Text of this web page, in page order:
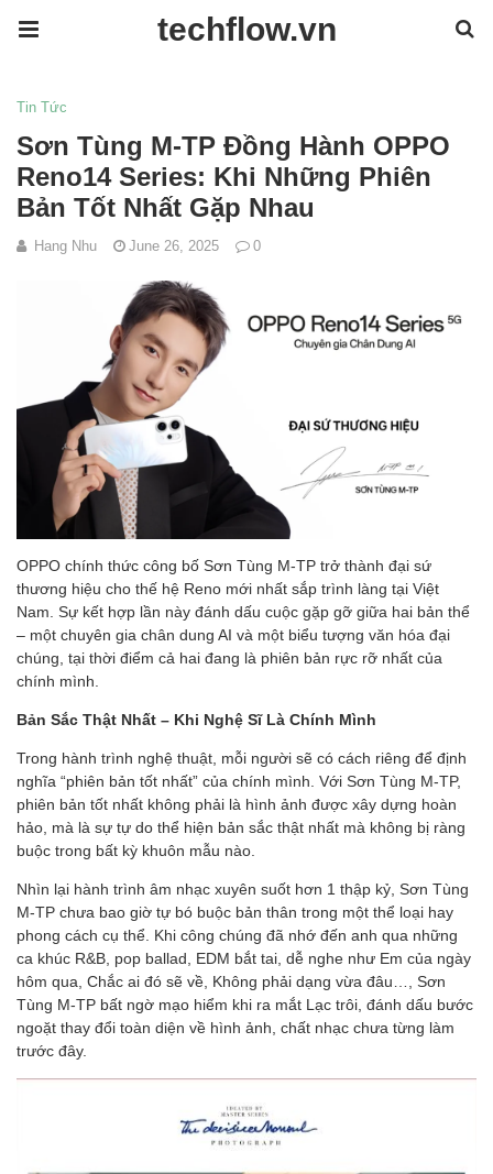
techflow.vn
Tin Tức
Sơn Tùng M-TP Đồng Hành OPPO
Reno14 Series: Khi Những Phiên
Bản Tốt Nhất Gặp Nhau
Hang Nhu June 26, 2025 0
OPPO chính thức công bố Sơn Tùng M-TP trở thành đại sứ
thương hiệu cho thế hệ Reno mới nhất sắp trình làng tại Việt
Nam. Sự kết hợp lần này đánh dấu cuộc gặp gỡ giữa hai bản thể
– một chuyên gia chân dung AI và một biểu tượng văn hóa đại
chúng, tại thời điểm cả hai đang là phiên bản rực rỡ nhất của
chính mình.
Bản Sắc Thật Nhất – Khi Nghệ Sĩ Là Chính Mình
Trong hành trình nghệ thuật, mỗi người sẽ có cách riêng để định
nghĩa “phiên bản tốt nhất” của chính mình. Với Sơn Tùng M-TP,
phiên bản tốt nhất không phải là hình ảnh được xây dựng hoàn
hảo, mà là sự tự do thể hiện bản sắc thật nhất mà không bị ràng
buộc trong bất kỳ khuôn mẫu nào.
Nhìn lại hành trình âm nhạc xuyên suốt hơn 1 thập kỷ, Sơn Tùng
M-TP chưa bao giờ tự bó buộc bản thân trong một thể loại hay
phong cách cụ thể. Khi công chúng đã nhớ đến anh qua những
ca khúc R&B, pop ballad, EDM bắt tai, dễ nghe như Em của ngày
hôm qua, Chắc ai đó sẽ về, Không phải dạng vừa đâu…, Sơn
Tùng M-TP bất ngờ mạo hiểm khi ra mắt Lạc trôi, đánh dấu bước
ngoặt thay đổi toàn diện về hình ảnh, chất nhạc chưa từng làm
trước đây.